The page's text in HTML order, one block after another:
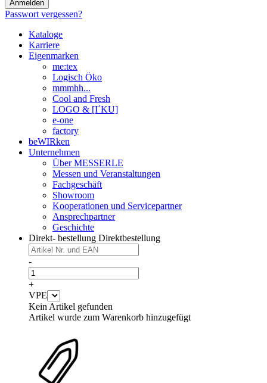
Anmelden
Passwort vergessen?
Kataloge
Karriere
Eigenmarken
me:tex
Logisch Öko
mmmhh...
Cool and Fresh
LOGO & [I´KU]
e-one
factory
beWIRken
Unternehmen
Über MESSERLE
Messen und Veranstaltungen
Fachgeschäft
Showroom
Kooperationen und Servicepartner
Ansprechpartner
Geschichte
Direkt- bestellung Direktbestellung
-
+
VPE
Kein Artikel gefunden
Artikel wurde zum Warenkorb hinzugefügt